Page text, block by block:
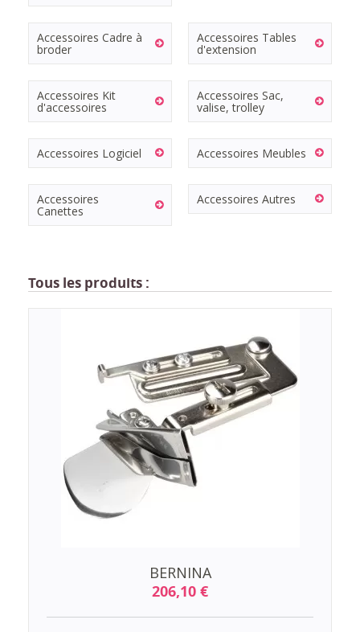
Accessoires Cadre à
broder
Accessoires Tables
d'extension
Accessoires Kit
d'accessoires
Accessoires Sac,
valise, trolley
Accessoires Logiciel Accessoires Meubles
Accessoires
Canettes
Accessoires Autres
Tous les produits :
BERNINA
206,10 €